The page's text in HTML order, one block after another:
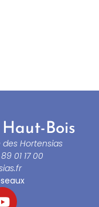
Bois
des Hortensias
01 17 00